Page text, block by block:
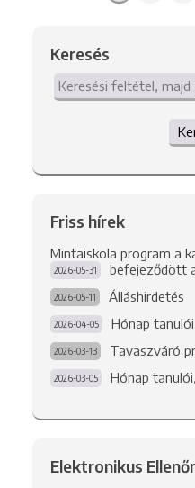
Keresés
Friss hírek
Mintaiskola program a
befejeződött
2026-05-31
Álláshirdetés
2026-05-11
Hónap
2026-04-05
Tavaszváró
2026-03-13
Hónap
2026-03-05
Elektronikus